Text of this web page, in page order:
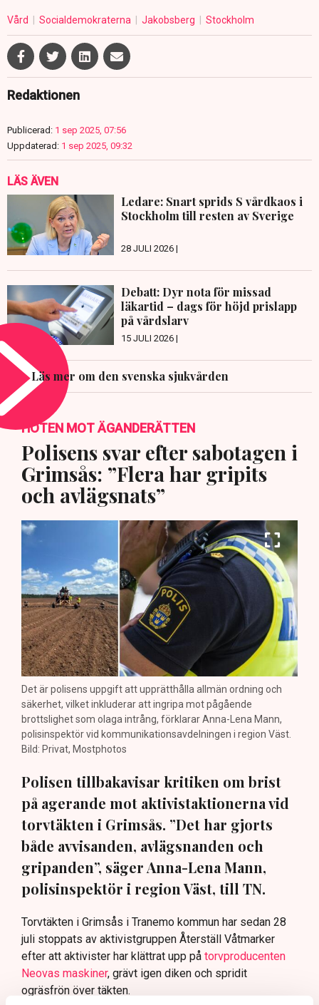
Vård Socialdemokraterna Jakobsberg Stockholm
Redaktionen
Publicerad: 1 sep 2025, 07:56
Uppdaterad: 1 sep 2025, 09:32
LÄS ÄVEN
Ledare: Snart sprids S vårdkaos i
Stockholm till resten av Sverige
28 JULI 2026 |
Debatt: Dyr nota för missad
läkartid – dags för höjd prislapp
på vårdslarv
15 JULI 2026 |
Läs mer om den svenska sjukvården
HOTEN MOT ÄGANDERÄTTEN
Polisens svar efter sabotagen i
Grimsås: ”Flera har gripits
och avlägsnats”
Det är polisens uppgift att upprätthålla allmän ordning och
säkerhet, vilket inkluderar att ingripa mot pågående
brottslighet som olaga intrång, förklarar Anna-Lena Mann,
polisinspektör vid kommunikationsavdelningen i region Väst.
Bild: Privat, Mostphotos
Polisen tillbakavisar kritiken om brist
på agerande mot aktivistaktionerna vid
torvtäkten i Grimsås. ”Det har gjorts
både avvisanden, avlägsnanden och
gripanden”, säger Anna-Lena Mann,
polisinspektör i region Väst, till TN.
Torvtäkten i Grimsås i Tranemo kommun har sedan 28
juli stoppats av aktivistgruppen Återställ Våtmarker
efter att aktivister har klättrat upp på torvproducenten
Neovas maskiner, grävt igen diken och spridit
ogräsfrön över täkten.